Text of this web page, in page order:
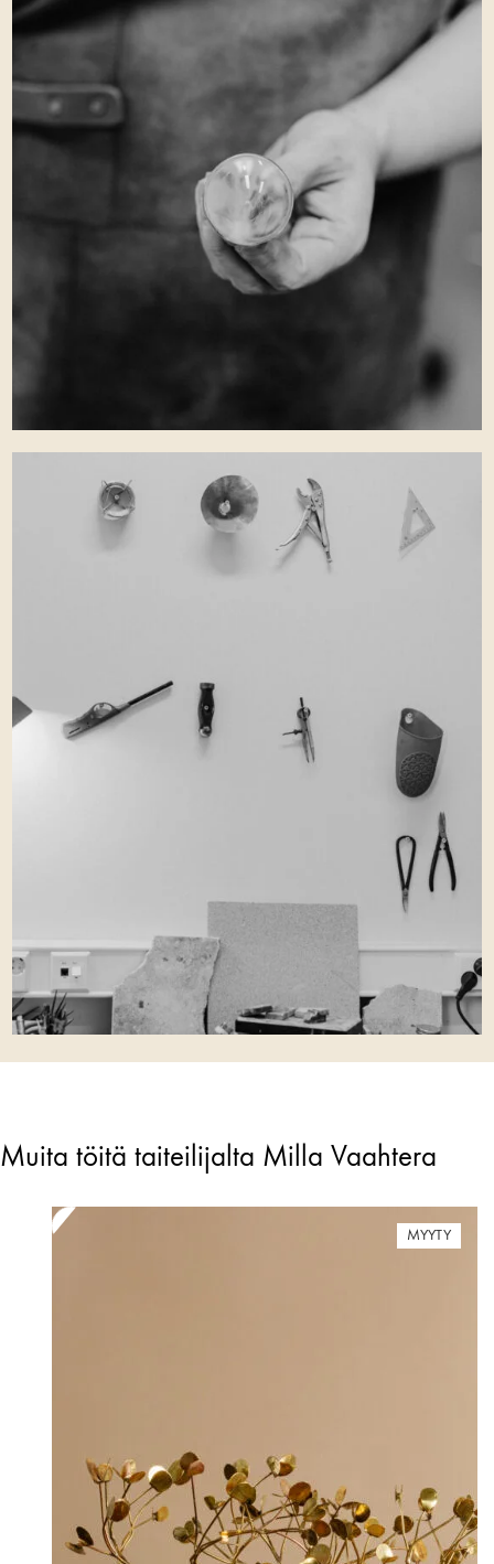
Muita töitä taiteilijalta Milla Vaahtera
MYYTY